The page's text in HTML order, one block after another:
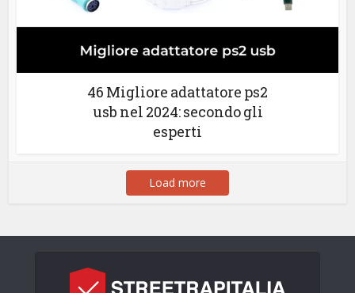
46 Migliore adattatore ps2
usb nel 2024: secondo gli
esperti
Load more